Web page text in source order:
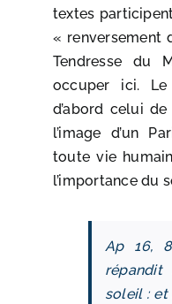
textes
« renversement
Tendresse du
occuper ici.
d’abord celui de
l’image d’un
toute vie
l’importance du
Ap 16,
soleil :